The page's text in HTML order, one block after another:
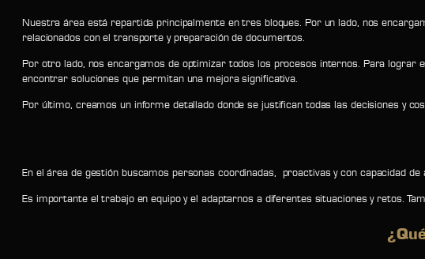
Nuestra área está repartida principalmente en tres bloques. Por un lado, nos
relacionados con el transporte y preparación de documentos.
Por otro lado, nos encargamos de optimizar todos los procesos internos. Para lograr
encontrar soluciones que permitan una mejora significativa.
Por último, creamos un informe detallado donde se justifican todas las decisiones y
En el área de gestión buscamos personas coordinadas, proactivas y con capacidad de
Es importante el trabajo en equipo y el adaptarnos a diferentes situaciones y retos.